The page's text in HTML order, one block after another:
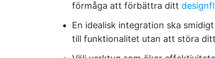
förmåga att förbättra ditt
En idealisk integration ska
till funktionalitet utan att störa